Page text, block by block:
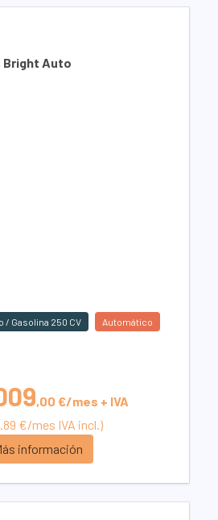
Bright Auto
/ Gasolina 250 CV Automático
,00 €/mes + IVA
€/mes IVA incl.)
información